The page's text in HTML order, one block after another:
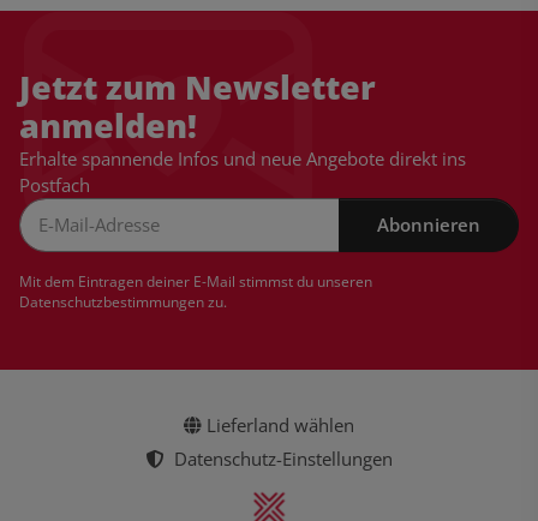
Jetzt zum Newsletter
anmelden!
Erhalte spannende Infos und neue Angebote direkt ins
Postfach
Abonnieren
Mit dem Eintragen deiner E-Mail stimmst du unseren
Datenschutzbestimmungenzu.
Lieferland wählen
Datenschutz-Einstellungen